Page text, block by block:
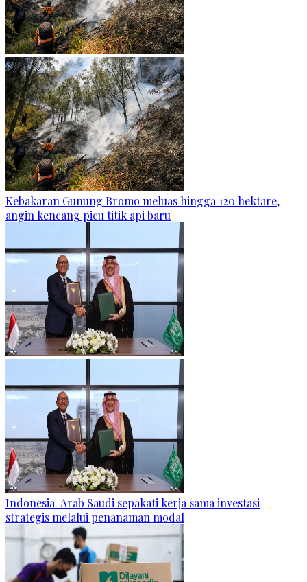
Kebakaran Gunung Bromo meluas hingga 120 hektare,
angin kencang picu titik api baru
Indonesia-Arab Saudi sepakati kerja sama investasi
strategis melalui penanaman modal